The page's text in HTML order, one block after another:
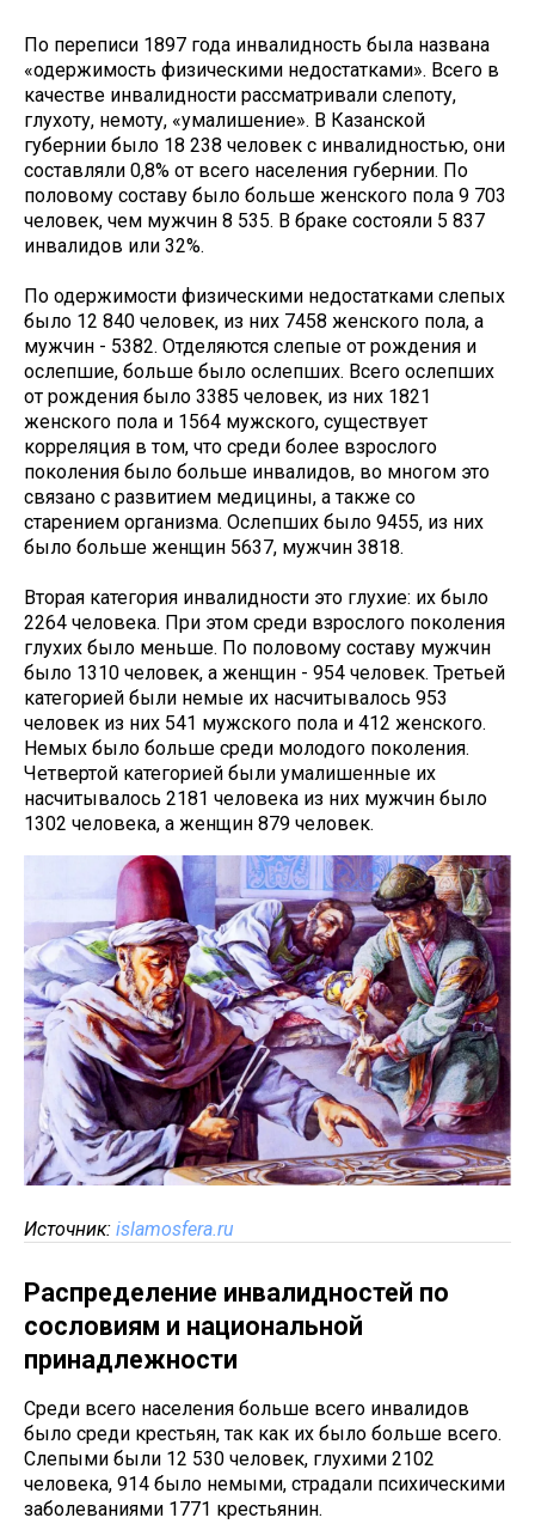
По переписи 1897 года инвалидность была названа
«одержимость физическими недостатками». Всего в
качестве инвалидности рассматривали слепоту,
глухоту, немоту, «умалишение». В Казанской
губернии было 18 238 человек с инвалидностью, они
составляли 0,8% от всего населения губернии. По
половому составу было больше женского пола 9 703
человек, чем мужчин 8 535. В браке состояли 5 837
инвалидов или 32%.
По одержимости физическими недостатками слепых
было 12 840 человек, из них 7458 женского пола, а
мужчин - 5382. Отделяются слепые от рождения и
ослепшие, больше было ослепших. Всего ослепших
от рождения было 3385 человек, из них 1821
женского пола и 1564 мужского, существует
корреляция в том, что среди более взрослого
поколения было больше инвалидов, во многом это
связано с развитием медицины, а также со
старением организма. Ослепших было 9455, из них
было больше женщин 5637, мужчин 3818.
Вторая категория инвалидности это глухие: их было
2264 человека. При этом среди взрослого поколения
глухих было меньше. По половому составу мужчин
было 1310 человек, а женщин - 954 человек. Третьей
категорией были немые их насчитывалось 953
человек из них 541 мужского пола и 412 женского.
Немых было больше среди молодого поколения.
Четвертой категорией были умалишенные их
насчитывалось 2181 человека из них мужчин было
1302 человека, а женщин 879 человек.
Источник: islamosfera.ru
Распределение инвалидностей по
сословиям и национальной
принадлежности
Среди всего населения больше всего инвалидов
было среди крестьян, так как их было больше всего.
Слепыми были 12 530 человек, глухими 2102
человека, 914 было немыми, страдали психическими
заболеваниями 1771 крестьянин.